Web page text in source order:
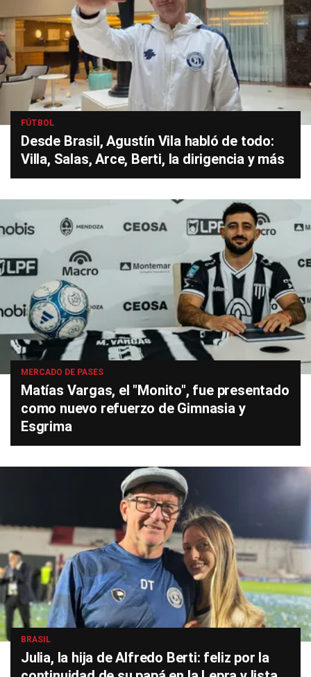
FÚTBOL
Desde Brasil, Agustín Vila habló de todo:
Villa, Salas, Arce, Berti, la dirigencia y más
MERCADO DE PASES
Matías Vargas, el "Monito", fue presentado
como nuevo refuerzo de Gimnasia y
Esgrima
BRASIL
Julia, la hija de Alfredo Berti: feliz por la